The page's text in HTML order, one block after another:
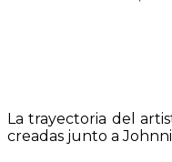
La trayectoria del
creadas junto a